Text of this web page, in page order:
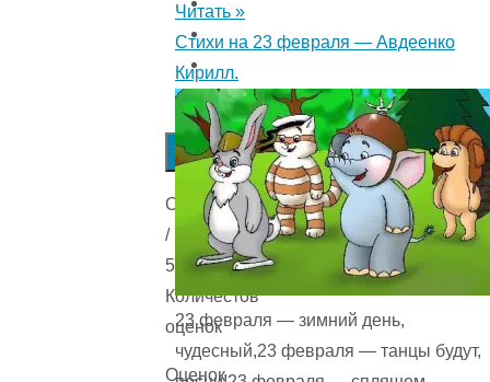
Submit
Rating
Оценка
/
5.
Количестов
оценок
Оценок
Читать »
Стихи на 23 февраля — Авдеенко
Кирилл.
23 февраля — зимний день,
чудесный,23 февраля — танцы будут,